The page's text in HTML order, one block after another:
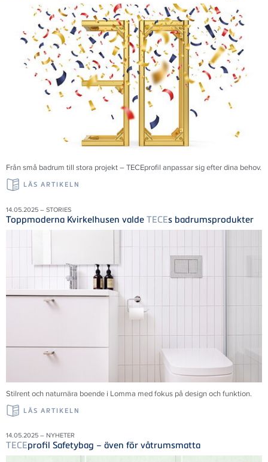
Från små badrum till stora projekt – TECEprofil anpassar sig efter dina behov.
LÄS ARTIKELN
14.05.2025 – STORIES
Toppmoderna Kvirkelhusen valde TECEs badrumsprodukter
Stilrent och naturnära boende i Lomma med fokus på design och funktion.
LÄS ARTIKELN
14.05.2025 – NYHETER
TECEprofil Safetybag – även för våtrumsmatta